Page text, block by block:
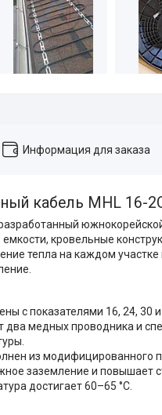
Информация для заказа
кабель MHL
кровельные
тепла на каждом
с показателями 16, 24, 30
два медных проводника и
из модифицированного
заземление и повышает
достигает 60–65 °C.